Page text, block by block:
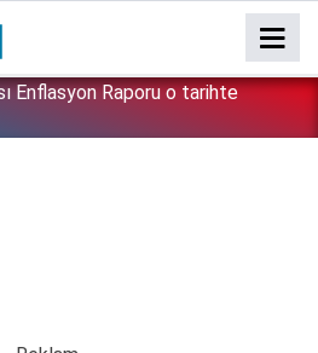
Enflasyon Raporu o tarihte